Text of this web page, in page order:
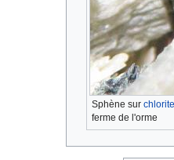
Sphène sur chlorite
ferme de l'orme